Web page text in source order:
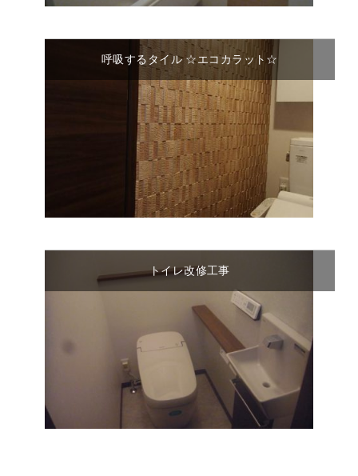
呼吸するタイル ☆エコカラット☆
トイレ改修工事